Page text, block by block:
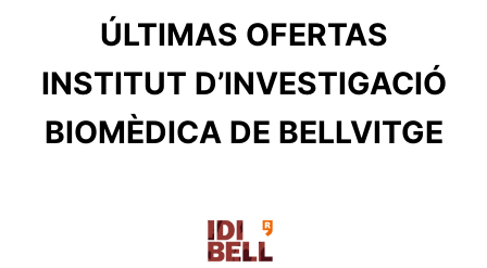
ÚLTIMAS OFERTAS
INSTITUT D’INVESTIGACIÓ
BIOMÈDICA DE BELLVITGE